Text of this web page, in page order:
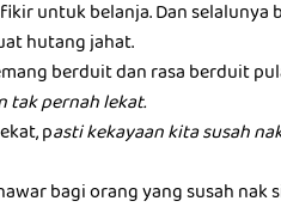
untuk belanja. Dan
hutang jahat.
berduit dan rasa berduit
tak pernah lekat.
pasti kekayaan kita susah
bagi orang yang susah nak